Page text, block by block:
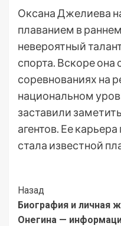
Оксана Джелиева
плаванием в
невероятный
спорта. Вскоре она
соревнованиях на
национальном
заставили
агентов. Ее
стала известной
Post
Navigation
Назад
Биография и личная
Онегина —